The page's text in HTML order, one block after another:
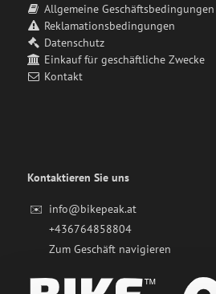
Allgemeine Geschäftsbedingungen
Reklamationsbedingungen
Datenschutz
Einkauf für geschäftliche Zwecke
Kontakt
Kontaktieren Sie uns
✉️ info@bikepeak.at
+436764858804
Zum Geschäft navigieren